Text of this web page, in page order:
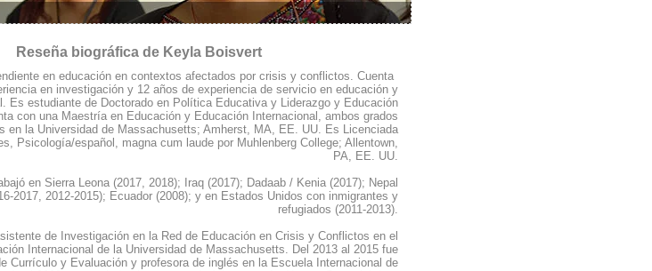
Reseña biográfica de Keyla Boisvert
en educación en contextos afectados por crisis y conflictos. Cuenta
en investigación y 12 años de experiencia de servicio en educación y
Es estudiante de Doctorado en Política Educativa y Liderazgo y Educación
con una Maestría en Educación y Educación Internacional, ambos grados
en la Universidad de Massachusetts; Amherst, MA, EE. UU. Es Licenciada
Psicología/español, magna cum laude por Muhlenberg College; Allentown,
PA, EE. UU.
en Sierra Leona (2017, 2018); Iraq (2017); Dadaab / Kenia (2017); Nepal
2017, 2012-2015); Ecuador (2008); y en Estados Unidos con inmigrantes y
refugiados (2011-2013).
de Investigación en la Red de Educación en Crisis y Conflictos en el
Internacional de la Universidad de Massachusetts. Del 2013 al 2015 fue
Currículo y Evaluación y profesora de inglés en la Escuela Internacional de